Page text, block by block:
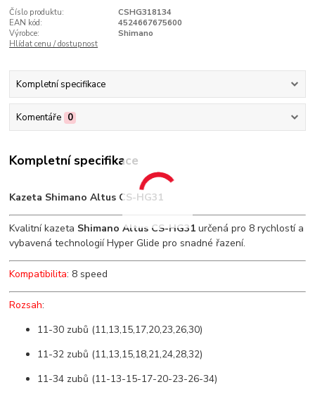
Číslo produktu:
CSHG318134
EAN kód:
4524667675600
Výrobce:
Shimano
Hlídat cenu / dostupnost
Kompletní specifikace
Komentáře 0
Kompletní specifikace
Kazeta Shimano Altus CS-HG31
Kvalitní kazeta Shimano Altus CS-HG31 určená pro 8 rychlostí a
vybavená technologií Hyper Glide pro snadné řazení.
Kompatibilita: 8 speed
Rozsah:
11-30 zubů (11,13,15,17,20,23,26,30)
11-32 zubů (11,13,15,18,21,24,28,32)
11-34 zubů (11-13-15-17-20-23-26-34)